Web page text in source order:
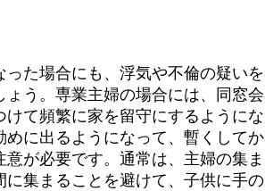
た場合にも、浮気や不倫の疑いを
う。専業主婦の場合には、同窓会
て頻繁に家を留守にするようにな
に出るようになって、暫くしてか
が必要です。通常は、主婦の集ま
集まることを避けて、子供に手の